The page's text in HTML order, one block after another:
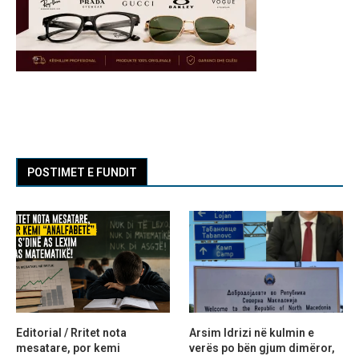
POSTIMET E FUNDIT
Editorial / Rritet nota
mesatare, por kemi
Arsim Idrizi në kulmin e
verës po bën gjum dimëror,